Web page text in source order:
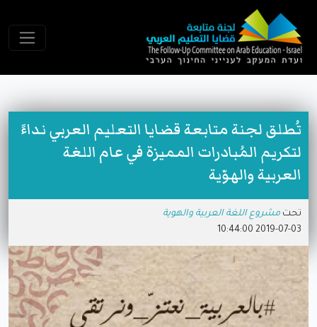
تُطلق لجنة متابعة قضايا التعليم العربي نداءً
لتكريم المُبادرات المميزة في عام اللغة
العربية والهوّية
تحت مشروع اللغة العربية والهوية
2019-07-03 10:44:00